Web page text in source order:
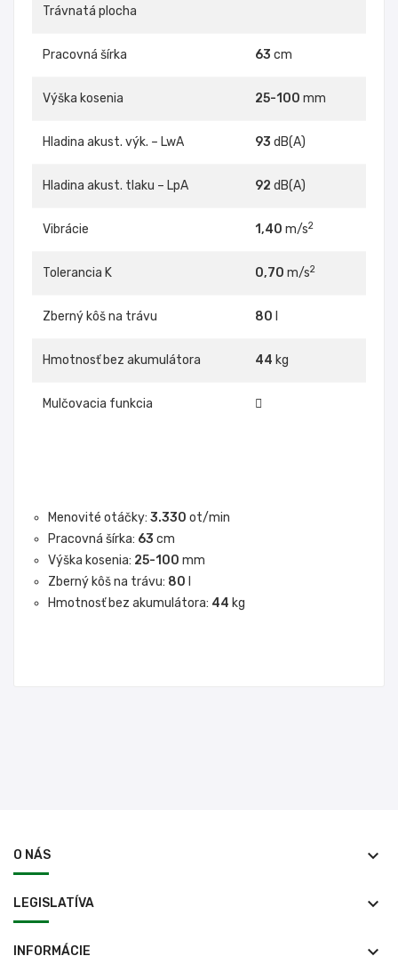
Trávnatá plocha
Pracovná šírka 63 cm
Výška kosenia 25-100 mm
Hladina akust. výk. – LwA 93 dB(A)
Hladina akust. tlaku – LpA 92 dB(A)
Vibrácie 1,40 m/s2
Tolerancia K 0,70 m/s2
Zberný kôš na trávu 80
Hmotnosť bez akumulátora 44 kg
Mulčovacia funkcia
Menovité otáčky: 3.330 ot/min
Pracovná šírka: 63 cm
Výška kosenia: 25-100 mm
Zberný kôš na trávu: 80
Hmotnosť bez akumulátora: 44 kg
O NÁS keyboard_arrow_down
LEGISLATÍVA keyboard_arrow_down
INFORMÁCIE